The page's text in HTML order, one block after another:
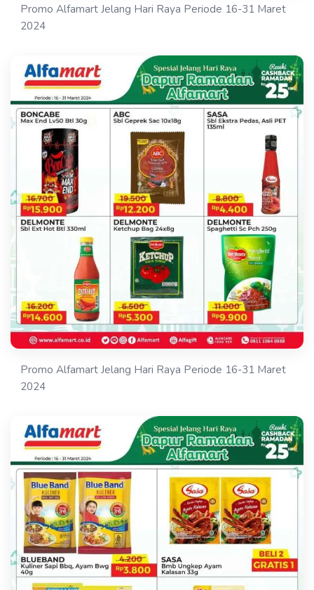
Promo Alfamart Jelang Hari Raya Periode 16-31 Maret
2024
Promo Alfamart Jelang Hari Raya Periode 16-31 Maret
2024